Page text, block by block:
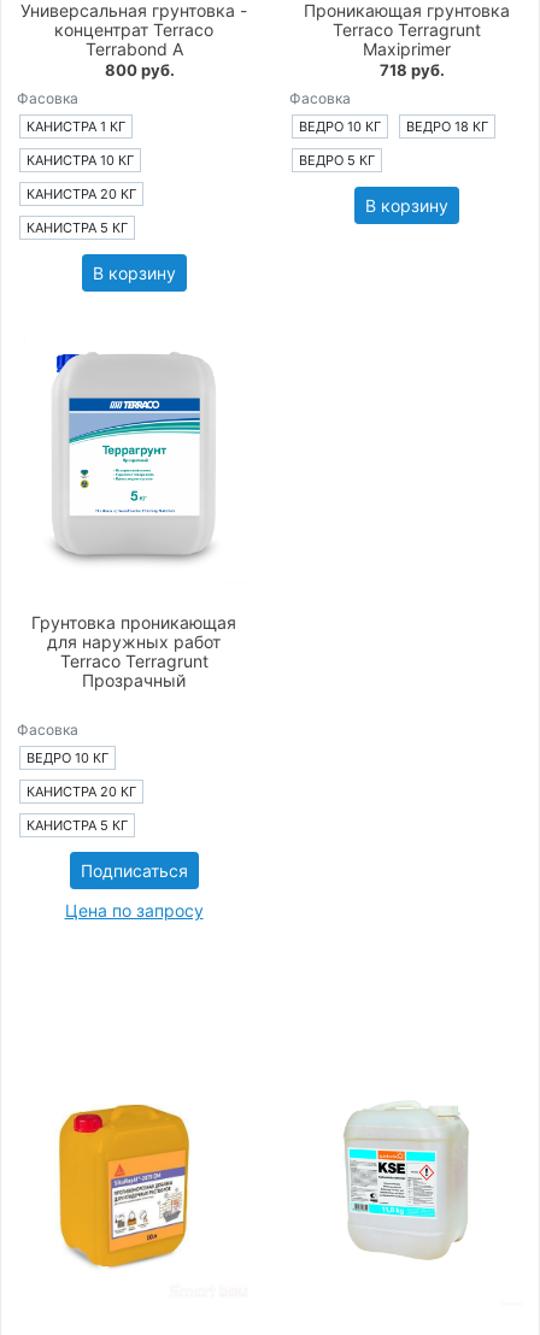
Универсальная грунтовка -
концентрат Terraco
Terrabond A
800 руб.
Фасовка
КАНИСТРА 1 КГ
КАНИСТРА 10 КГ
КАНИСТРА 20 КГ
КАНИСТРА 5 КГ
В корзину
Проникающая грунтовка
Terraco Terragrunt
Maxiprimer
718 руб.
Фасовка
ВЕДРО 10 КГ
ВЕДРО 18 КГ
ВЕДРО 5 КГ
В корзину
Грунтовка проникающая
для наружных работ
Terraco Terragrunt
Прозрачный
Фасовка
ВЕДРО 10 КГ
КАНИСТРА 20 КГ
КАНИСТРА 5 КГ
Подписаться
Цена по запросу